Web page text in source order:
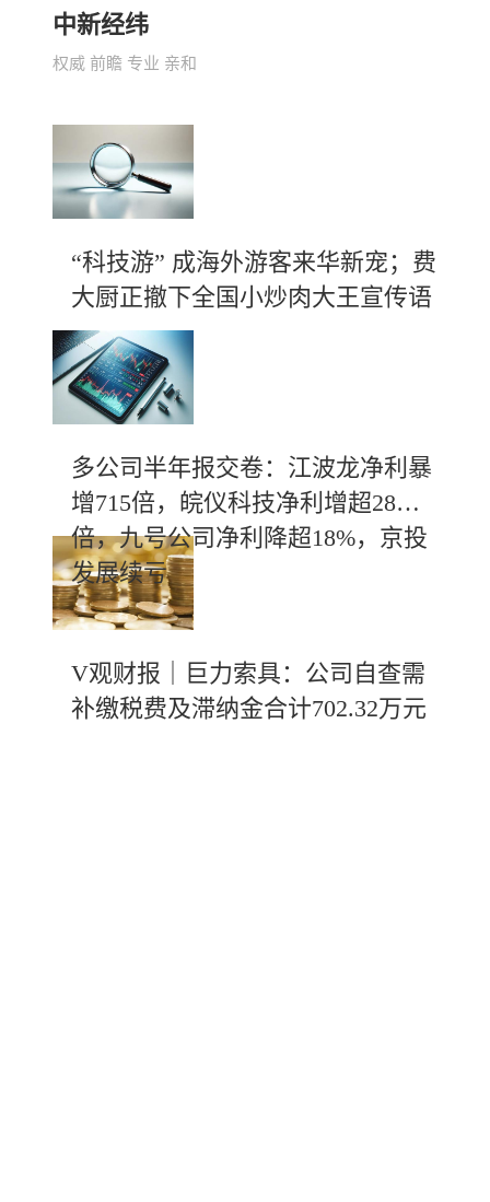
中新经纬
权威 前瞻 专业 亲和
“科技游” 成海外游客来华新宠；费
大厨正撤下全国小炒肉大王宣传语
多公司半年报交卷：江波龙净利暴
增715倍，皖仪科技净利增超28
倍，九号公司净利降超18%，京投
发展续亏
V观财报｜巨力索具：公司自查需
补缴税费及滞纳金合计702.32万元